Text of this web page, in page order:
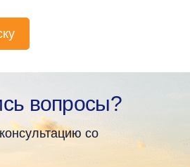
вопросы?
со